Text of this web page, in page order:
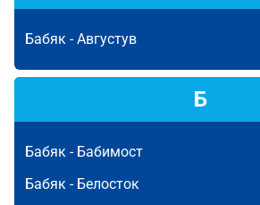
Бабяк -Августув
Б
Бабяк - Бабимост
Бабяк - Белосток